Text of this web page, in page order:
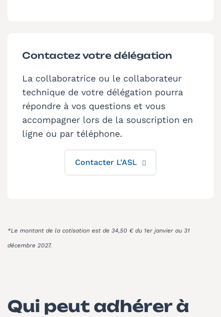
Contactez votre délégation
La collaboratrice ou le collaborateur
technique de votre délégation pourra
répondre à vos questions et vous
accompagner lors de la souscription en
ligne ou par téléphone.
Contacter L'ASL
*Le montant de la cotisation est de 34,50 € du 1er janvier au 31
décembre 2027.
Qui peut adhérer à